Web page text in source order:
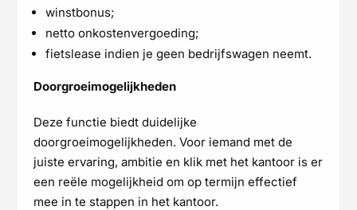
winstbonus;
netto onkostenvergoeding;
fietslease indien je geen bedrijfswagen neemt.
Doorgroeimogelijkheden
Deze functie biedt duidelijke
doorgroeimogelijkheden. Voor iemand met de
juiste ervaring, ambitie en klik met het kantoor is er
een reële mogelijkheid om op termijn effectief
mee in te stappen in het kantoor.